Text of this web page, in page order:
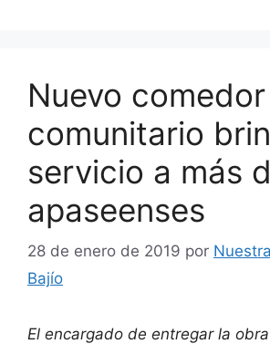
Nuevo comedor
comunitario
servicio a más
apaseenses
28 de enero de 2019 por
Bajío
El encargado de entregar la